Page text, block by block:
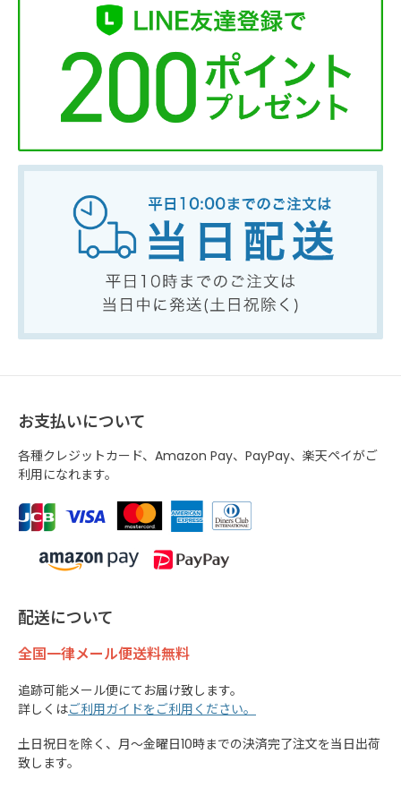
お支払いについて
各種クレジットカード、Amazon Pay、PayPay、楽天ペイがご
利用になれます。
配送について
全国一律メール便送料無料
追跡可能メール便にてお届け致します。
詳しくはご利用ガイドをご利用ください。
土日祝日を除く、月～金曜日10時までの決済完了注文を当日出荷
致します。